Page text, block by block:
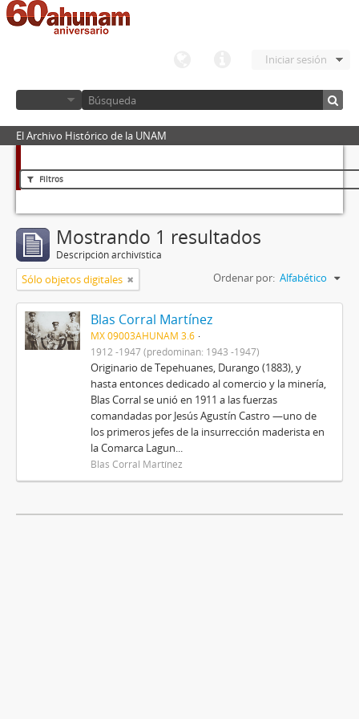
Iniciar sesión
El Archivo Histórico de la UNAM
Filtros
Mostrando 1 resultados
Descripción archivística
Sólo objetos digitales Ordenar por: Alfabético
Blas Corral Martínez
MX 09003AHUNAM 3.6
1912 -1947 (predominan: 1943 -1947)
Originario de Tepehuanes, Durango (1883), y
hasta entonces dedicado al comercio y la minería,
Blas Corral se unió en 1911 a las fuerzas
comandadas por Jesús Agustín Castro —uno de
los primeros jefes de la insurrección maderista en
la Comarca Lagun...
Blas Corral Martínez